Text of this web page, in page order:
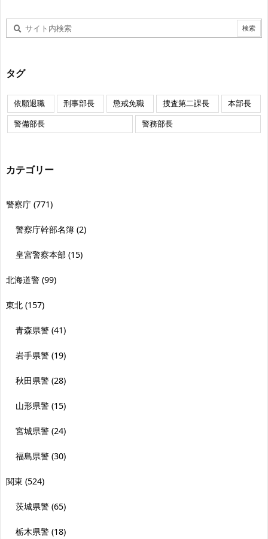
タグ
依願退職 刑事部長 懲戒免職 捜査第二課長
本部長
警備部長
警務部長
カテゴリー
警察庁 (771)
警察庁幹部名簿 (2)
皇宮警察本部 (15)
北海道警 (99)
東北 (157)
青森県警 (41)
岩手県警 (19)
秋田県警 (28)
山形県警 (15)
宮城県警 (24)
福島県警 (30)
関東 (524)
茨城県警 (65)
栃木県警 (18)